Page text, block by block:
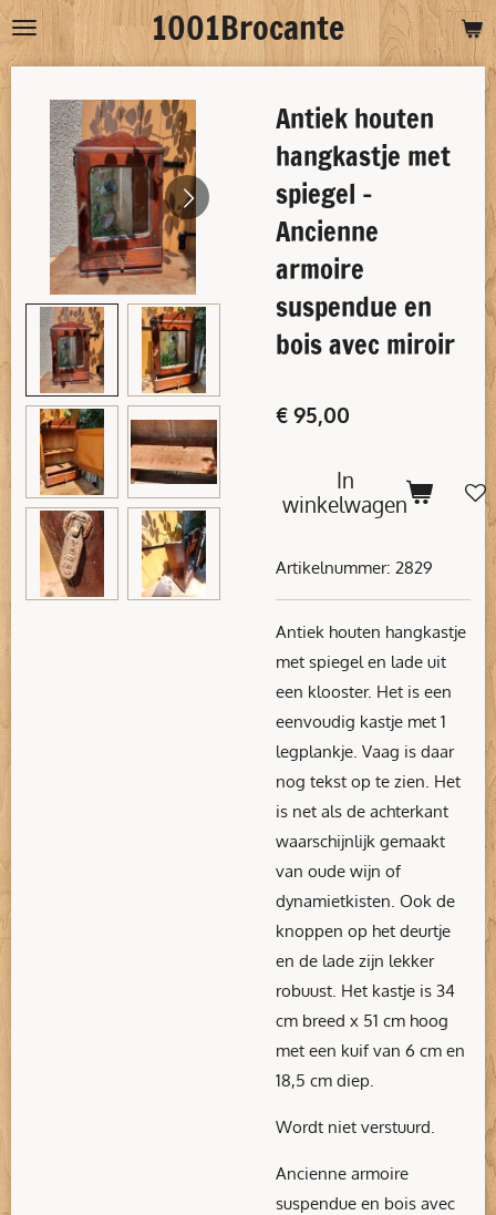
Ga
direct
hoofdinhoud
1001Brocante
Antiek houten
hangkastje met
spiegel -
Ancienne
armoire
suspendue en
bois avec miroir
€ 95,00
In
winkelwagen
Artikelnummer: 2829
Antiek houten hangkastje
met spiegel en lade uit
een klooster. Het is een
eenvoudig kastje met 1
legplankje. Vaag is daar
nog tekst op te zien. Het
is net als de achterkant
waarschijnlijk gemaakt
van oude wijn of
dynamietkisten. Ook de
knoppen op het deurtje
en de lade zijn lekker
robuust. Het kastje is 34
cm breed x 51 cm hoog
met een kuif van 6 cm en
18,5 cm diep.
Wordt niet verstuurd.
Ancienne armoire
suspendue en bois avec